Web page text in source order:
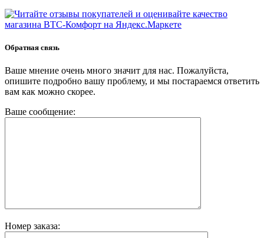
Обратная связь
Ваше мнение очень много значит для нас. Пожалуйста,
опишите подробно вашу проблему, и мы постараемся ответить
вам как можно скорее.
Ваше сообщение:
Номер заказа: